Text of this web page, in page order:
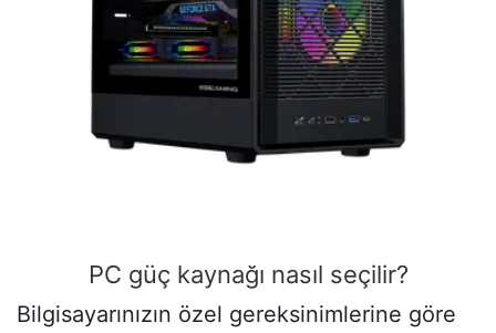
PC güç kaynağı nasıl seçilir?
Bilgisayarınızın özel gereksinimlerine göre